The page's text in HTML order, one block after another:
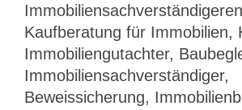
Kaufberatung für Immobilien,
Immobiliengutachter,
Immobiliensachverständiger,
Beweissicherung,